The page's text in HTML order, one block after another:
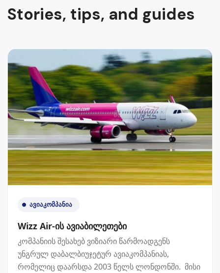
Stories, tips, and guides
ᲐᲕᲘᲐᲙᲝᲛᲞᲐᲜᲘᲐ
Wizz Air-ის ავიაბილეთები
კომპანიის შესახებ ვიზიარი წარმოადგენს
უნგრულ დაბალბიუჯეტურ ავიაკომპანიას,
რომელიც დაარსდა 2003 წელს ლონდონში. მისი